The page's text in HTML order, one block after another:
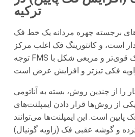
ترکیه
برجسته چهره مردانه یک خط فک
است، و کانتورینگ فک اغلب مرکز
توجه FMS است. هدف ایجاد یک فک قوی‌تر و مربعی شکل با
را از چندین روش، بسته به آناتومی
یکی از روش‌ها قرار دادن ایمپلنت‌های
است. این ایمپلنت‌ها می‌توانند
و گوشه عقبی فک (زاویه گونیال)